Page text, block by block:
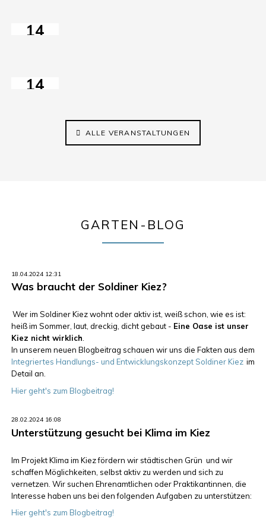
14
14
auf
ALLE VERANSTALTUNGEN
GARTEN-BLOG
18.04.2024 12:31
Was braucht der Soldiner Kiez?
Wer im Soldiner Kiez wohnt oder aktiv ist, weiß schon, wie es ist:
heiß im Sommer, laut, dreckig, dicht gebaut - Eine Oase ist unser
Kiez nicht wirklich
In unserem neuen Blogbeitrag schauen wir uns die Fakten aus dem
Integriertes Handlungs- und Entwicklungskonzept Soldiner Kiez im
Detail an.
Hier geht's zum Blogbeitrag!
28.02.2024 16:08
Unterstützung gesucht bei Klima im Kiez
Im Projekt Klima im Kiez fördern wir städtischen Grün und wir
schaffen Möglichkeiten, selbst aktiv zu werden und sich zu
vernetzen. Wir suchen Ehrenamtlichen oder Praktikantinnen, die
Interesse haben uns bei den folgenden Aufgaben zu unterstützen:
Hier geht's zum Blogbeitrag!